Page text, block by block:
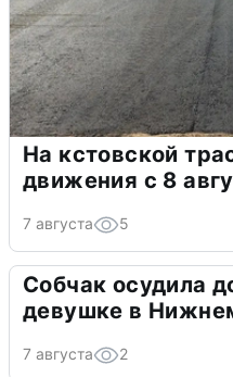
На кстовской
движения с 8
7 августа 5
Собчак осудила
девушке в
7 августа 2